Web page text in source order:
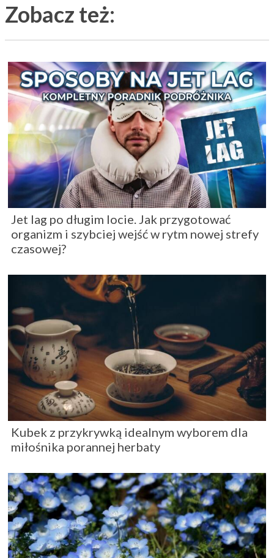
Zobacz też:
Jet lag po długim locie. Jak przygotować
organizm i szybciej wejść w rytm nowej strefy
czasowej?
Kubek z przykrywką idealnym wyborem dla
miłośnika porannej herbaty